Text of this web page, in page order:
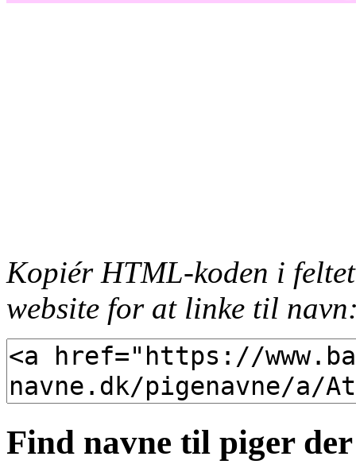
Kopiér HTML-koden i
website for at linke til
Find navne til piger